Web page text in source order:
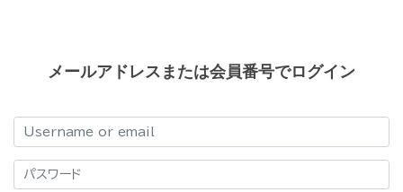
メールアドレスまたは会員番号でログイン
ログイン
パスワード